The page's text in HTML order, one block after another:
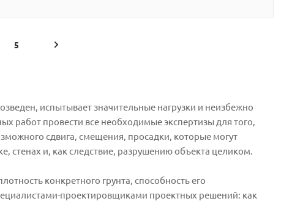
5
испытывает значительные нагрузки и неизбежно
работ провести все необходимые экспертизы для того,
сдвига, смещения, просадки, которые могут
и, как следствие, разрушению объекта целиком.
конкретного грунта, способность его
проектировщиками проектных решений: как